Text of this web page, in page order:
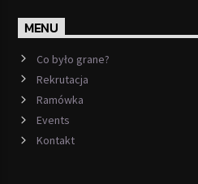
MENU
Co było grane?
Rekrutacja
Ramówka
Events
Kontakt